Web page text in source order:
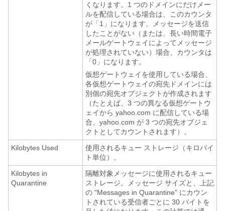
くなります。1 つのドメインにだけメー
ルを配信している場合は、このカウンタ
が「1」になります。メッセージを送信
したことがない（または、長い時間電子
メールゲートウェイによってメッセージ
が処理されていない）場合、カウンタは
「0」になります。
仮想ゲートウェイを使用している場合、
各仮想ゲートウェイの宛先ドメインには
別個の宛先オブジェクトが作成されます
（たとえば、3 つの異なる仮想ゲートウ
ェイから yahoo.com に配信している場
合、yahoo.com が 3 つの宛先オブジェ
クトとしてカウントされます）。
Kilobytes Used
使用されるキュー ストレージ（キロバイ
ト単位）。
Kilobytes in
Quarantine
隔離対象メッセージに使用されるキュー
ストレージ。メッセージ サイズと、上記
の "Messages in Quarantine" にカウン
トされている受信者ごとに 30 バイトを